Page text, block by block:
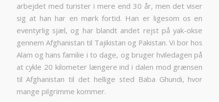
arbejdet med turister i mere end 30 år, men det viser
sig at han har en mørk fortid. Han er ligesom os en
eventyrlig sjæl, og har blandt andet rejst på yak-okse
gennem Afghanistan til Tajikistan og Pakistan. Vi bor hos
Alam og hans familie i to dage, og bruger hviledagen på
at cykle 20 kilometer længere ind i dalen mod grænsen
til Afghanistan til det hellige sted Baba Ghundi, hvor
mange pilgrimme kommer.